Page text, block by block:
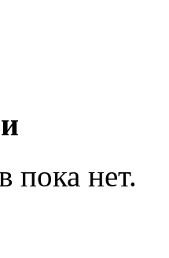
пока нет.